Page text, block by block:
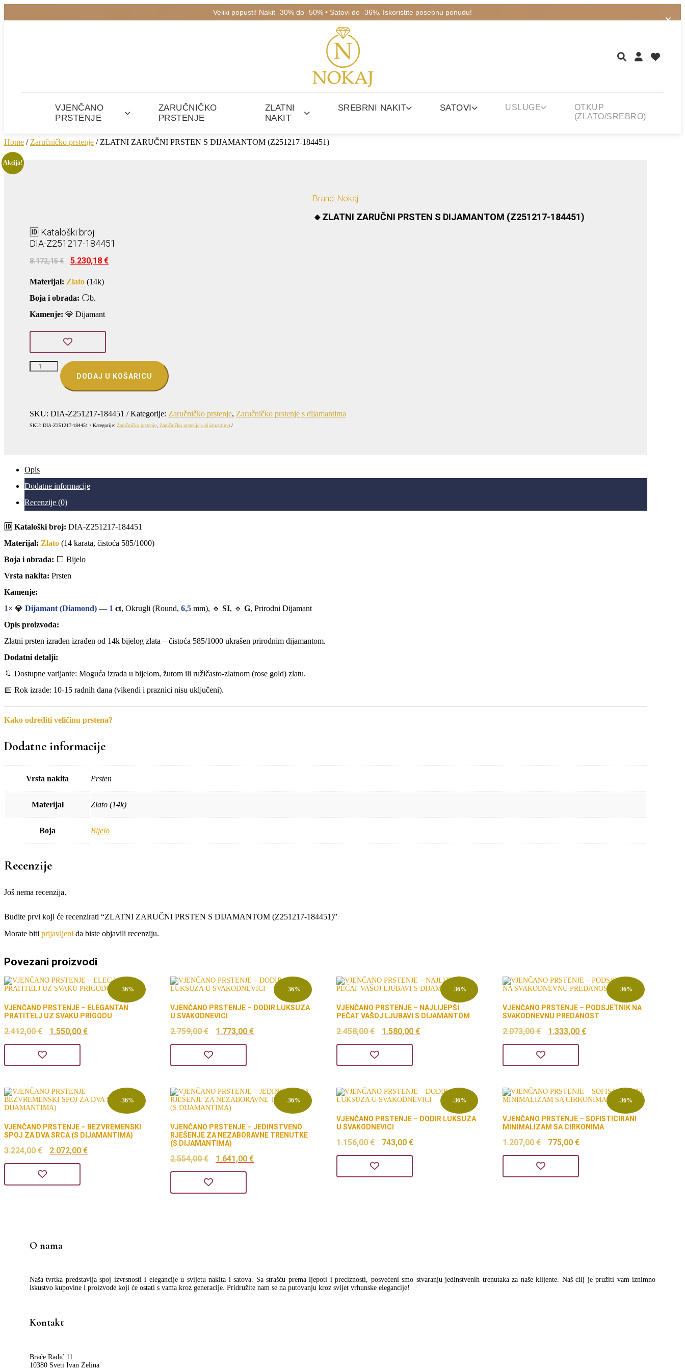
Veliki popusti! Nakit -30% do -50% • Satovi do -36%. Iskoristite posebnu ponudu!
VJENČANO
PRSTENJE
ZARUČNIČKO
PRSTENJE
ZLATNI
NAKIT
SREBRNI NAKIT SATOVI USLUGE
OTKUP
(ZLATO/SREBRO)
Home / Zaručničko prstenje / ZLATNI ZARUČNI PRSTEN S DIJAMANTOM (Z251217-184451)
Akcija!
Brand: Nokaj
🔹ZLATNI ZARUČNI PRSTEN S DIJAMANTOM (Z251217-184451)
🆔 Kataloški broj:
DIA-Z251217-184451
8.172,15€
Izvorna
je:
5.230,18 €
Materijal: Zlato (14k)
Boja i obrada: ⚪b.
Kamenje: 💎 Dijamant
ZLATNI
ZARUČNI
184451)
DODAJ U KOŠARICU
SKU: DIA-Z251217-184451 Kategorije: Zaručničko prstenje, Zaručničko prstenje s dijamantima
SKU: DIA-Z251217-184451 Kategorije: Zaručničko prstenje Zaručničko prstenje s dijamantima
Opis
Dodatne informacije
Recenzije (0)
🆔 Kataloški broj: DIA-Z251217-184451
Materijal: Zlato (14 karata, čistoća 585/1000)
Boja i obrada: ⬜ Bijelo
Vrsta nakita: Prsten
Kamenje:
1× 💎 Dijamant (Diamond) — 1 ct, Okrugli (Round, 6,5 mm), 🔹 SI, 🔹 G, Prirodni Dijamant
Opis proizvoda:
Zlatni prsten izrađen izrađen od 14k bijelog zlata – čistoća 585/1000 ukrašen prirodnim dijamantom.
Dodatni detalji:
🔖 Dostupne varijante: Moguća izrada u bijelom, žutom ili ružičasto-zlatnom (rose gold) zlatu.
📅 Rok izrade: 10-15 radnih dana (vikendi i praznici nisu uključeni).
Kako odrediti veličinu prstena?
Dodatne informacije
Vrsta nakita Prsten
Materijal Zlato (14k)
Boja Bijelo
Recenzije
Još nema recenzija.
Budite prvi koji će recenzirati “ZLATNI ZARUČNI PRSTEN S DIJAMANTOM (Z251217-184451)”
Morate biti prijavljeni da biste objavili recenziju.
Povezani proizvodi
-36%
VJENČANO PRSTENJE – ELEGANTAN
PRATITELJ UZ SVAKU PRIGODU
2.412,00€
Izvorna
cijena
bila
2.412,00 €.
1.550,00 €
-36%
VJENČANO PRSTENJE – DODIR LUKSUZA
U SVAKODNEVICI
2.759,00€
Izvorna
cijena
bila
2.759,00 €.
1.773,00€
-36%
VJENČANO PRSTENJE – NAJLIJEPŠI
PEČAT VAŠOJ LJUBAVI S DIJAMANTOM
2.458,00€
Izvorna
cijena
bila
2.458,00 €.
1.580,00€
-36%
VJENČANO PRSTENJE – PODSJETNIK NA
SVAKODNEVNU PREDANOST
2.073,00€
Izvorna
cijena
bila
2.073,00 €.
1.333,00€
-36%
VJENČANO PRSTENJE – BEZVREMENSKI
SPOJ ZA DVA SRCA (S DIJAMANTIMA)
3.224,00€
Izvorna
cijena
bila
2.072,00 €
-36%
VJENČANO PRSTENJE – JEDINSTVENO
RJEŠENJE ZA NEZABORAVNE TRENUTKE
(S DIJAMANTIMA)
2.554,00€
Izvorna
cijena
bila
1.641,00€
-36%
VJENČANO PRSTENJE – DODIR LUKSUZA
U SVAKODNEVICI
1.156,00€
Izvorna
cijena
bila
743,00€
-36%
VJENČANO PRSTENJE – SOFISTICIRANI
MINIMALIZAM SA CIRKONIMA
1.207,00€
Izvorna
cijena
bila
775,00€
O nama
Naša tvrtka predstavlja spoj izvrsnosti i elegancije u svijetu nakita i satova. Sa strašću prema ljepoti i preciznosti, posvećeni smo stvaranju jedinstvenih trenutaka za naše klijente. Naš cilj je pružiti vam iznimno
iskustvo kupovine i proizvode koji će ostati s vama kroz generacije. Pridružite nam se na putovanju kroz svijet vrhunske elegancije!
Kontakt
Braće Radić 11
10380 Sveti Ivan Zelina